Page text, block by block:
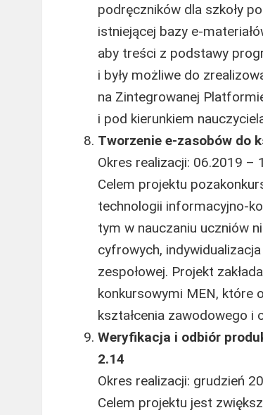
podręczników dla szkoły
istniejącej bazy e-
aby treści z podstawy
i były możliwe do
na Zintegrowanej
i pod kierunkiem
Tworzenie e-zasobów do
Okres realizacji: 06.2019 –
Celem projektu
technologii informacyjno-
tym w nauczaniu uczniów
cyfrowych,
zespołowej. Projekt
konkursowymi MEN, które
kształcenia zawodowego i
Weryfikacja i odbiór
2.14
Okres realizacji: grudzień
Celem projektu jest